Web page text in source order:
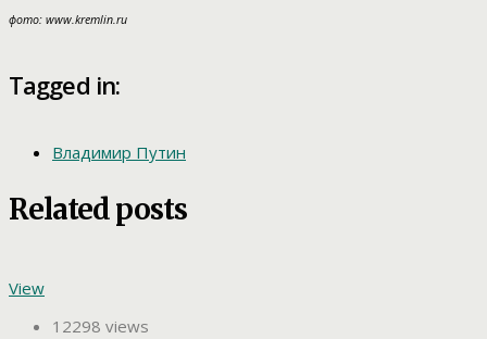
фото: www.kremlin.ru
Tagged in:
Владимир Путин
Related posts
View
12298 views